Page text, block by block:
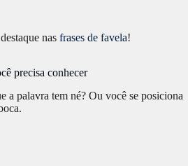
nas frases de favela!
precisa conhecer
a palavra tem né? Ou você se posiciona